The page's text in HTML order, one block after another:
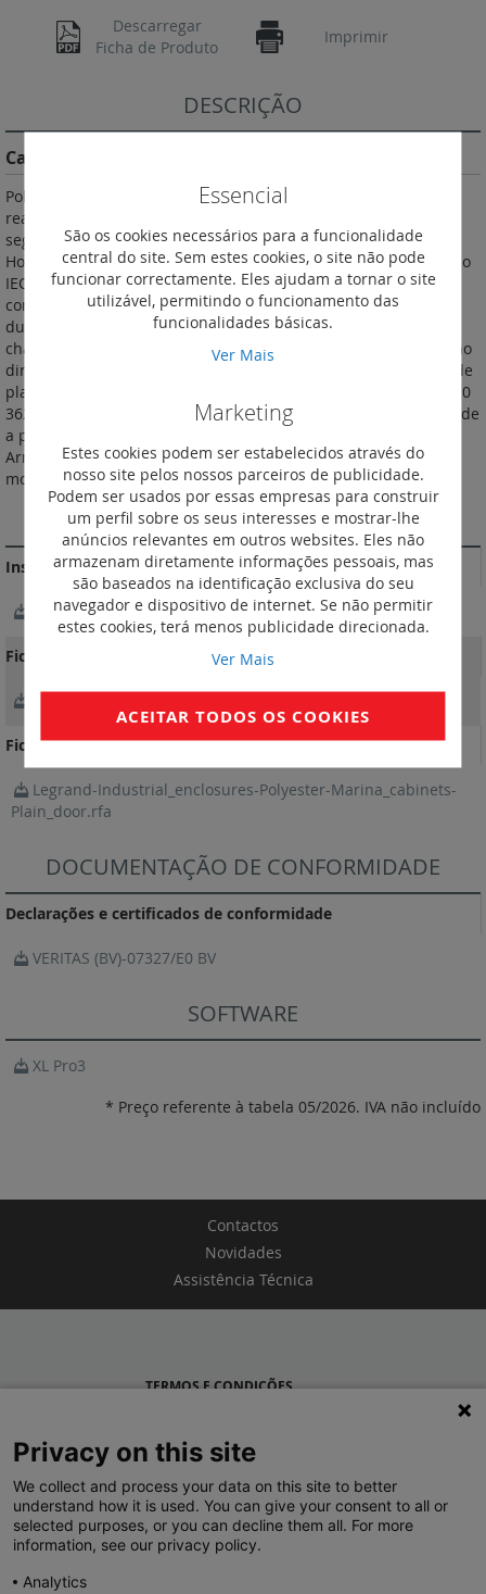
Descarregar
Ficha de Produto
Imprimir
imagens
DESCRIÇÃO
Características do Produto
Poliéster reforçado a fibra de vidro Classe II. Permitem a
realização de conjuntos Classe II segundo EN 61439-1. IP 66
segundo IEC EN 60529. IK 10 segundo IEC EN 62262.
Homologação, Bureau Veritas. Auto-extinguíveis 960 °C segundo
IEC EN 60695-2-11. Particularmente adaptados a ambientes
corrosivos. Portas reversíveis, abertura 180°. Com fechadura
dupla barra nos quadros e fechadura de 3 pontos e punho de
chave 2433 nos armários. Quadros com possibilidade de fixação
direta dos equipamentos ao fundo e possibilidade de fixação de
placa parcial a partir de 500 x 400 mm e/ou calhas (exceto ref. 0
362 50). Regulação opcional dos equipamentos em profundidade
a partir da altura 400 mm (com o acessório ref. 0 362 42).
Armários fornecidos com kit para fixação de placa total ou
montantes. RAL 7035.
MAIS INFORMAÇÃO
Instruções de instalação e documentos relacionados
NotíciaTécnica_LE08303AA-01.pdf
Fichas Técnicas
Ficheiro BIM
Legrand-Industrial_enclosures-Polyester-Marina_cabinets-
Plain_door.rfa
DOCUMENTAÇÃO DE CONFORMIDADE
Declarações e certificados de conformidade
VERITAS (BV)-07327/E0 BV
SOFTWARE
XL Pro3
* Preço referente à tabela 05/2026. IVA não incluído
Contactos
Novidades
Assistência Técnica
Essencial
São os cookies necessários para a funcionalidade
central do site. Sem estes cookies, o site não pode
funcionar correctamente. Eles ajudam a tornar o site
utilizável, permitindo o funcionamento das
funcionalidades básicas.
Ver Mais
Marketing
Estes cookies podem ser estabelecidos através do
nosso site pelos nossos parceiros de publicidade.
Podem ser usados por essas empresas para construir
um perfil sobre os seus interesses e mostrar-lhe
anúncios relevantes em outros websites. Eles não
armazenam diretamente informações pessoais, mas
são baseados na identificação exclusiva do seu
navegador e dispositivo de internet. Se não permitir
estes cookies, terá menos publicidade direcionada.
Ver Mais
ACEITAR TODOS OS COOKIES
TERMOS E CONDIÇÕES
LEGRAND PORTUGAL
GRUPO LEGRAND NO MUNDO
Privacy on this site
We collect and process your data on this site to better
understand how it is used. You can give your consent to all or
selected purposes, or you can decline them all. For more
information, see our privacy policy.
Analytics